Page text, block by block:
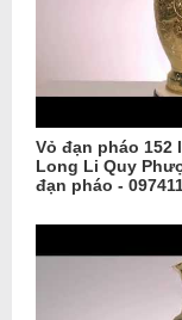
Vỏ đạn pháo
Long Li Quy
đạn pháo -